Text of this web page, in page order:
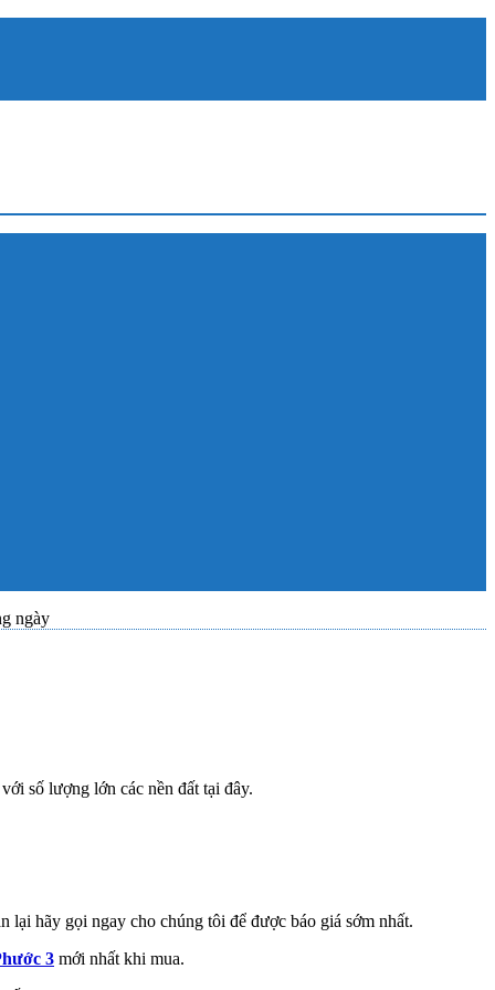
ngày
số lượng lớn các nền đất tại đây.
lại hãy gọi ngay cho chúng tôi để được báo giá sớm nhất.
3 mới nhất khi mua.